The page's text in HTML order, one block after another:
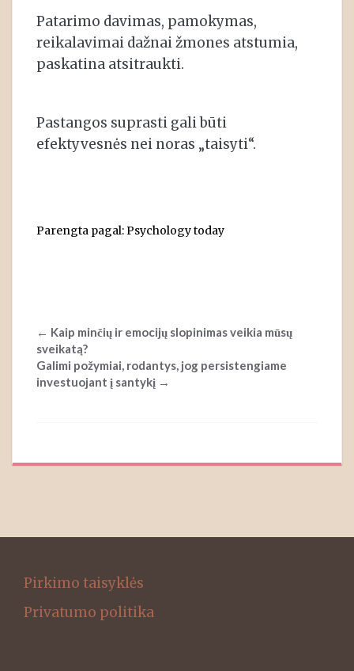
Patarimo davimas, pamokymas,
reikalavimai dažnai žmones atstumia,
paskatina atsitraukti.
Pastangos suprasti gali būti
efektyvesnės nei noras „taisyti“.
Parengta pagal: Psychology today
Post
navigation
← Kaip minčių ir emocijų slopinimas veikia mūsų
sveikatą?
Galimi požymiai, rodantys, jog persistengiame
investuojant į santykį →
Pirkimo taisyklės
Privatumo politika